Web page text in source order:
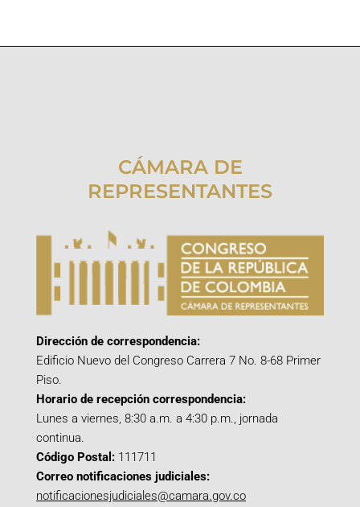
CÁMARA DE
REPRESENTANTES
Dirección de correspondencia:
Edificio Nuevo del Congreso Carrera 7 No. 8-68 Primer
Piso.
Horario de recepción correspondencia:
Lunes a viernes, 8:30 a.m. a 4:30 p.m., jornada
continua.
Código Postal: 111711
Correo notificaciones judiciales:
notificacionesjudiciales@camara.gov.co